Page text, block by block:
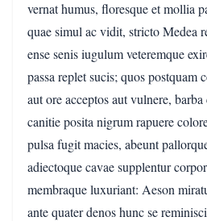
vernat humus, floresque et mollia
quae simul ac vidit, stricto Medea
ense senis iugulum veteremque
passa replet sucis; quos postquam
aut ore acceptos aut vulnere, barba
canitie posita nigrum rapuere
pulsa fugit macies, abeunt
adiectoque cavae supplentur
membraque luxuriant: Aeson
ante quater denos hunc se